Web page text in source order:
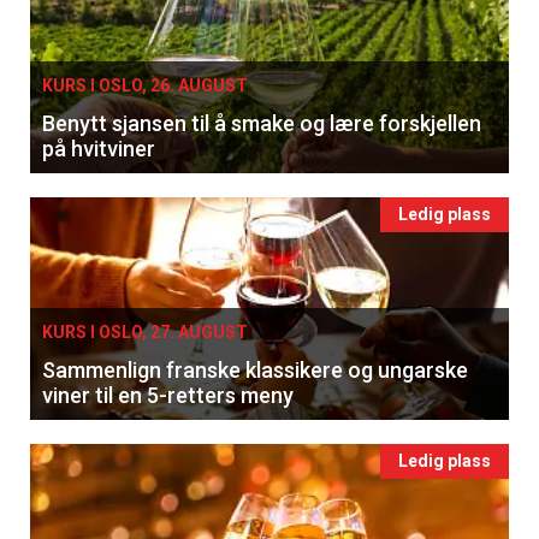
KURS I OSLO, 26. AUGUST
Benytt sjansen til å smake og lære forskjellen
på hvitviner
Ledig plass
KURS I OSLO, 27. AUGUST
Sammenlign franske klassikere og ungarske
viner til en 5-retters meny
Ledig plass